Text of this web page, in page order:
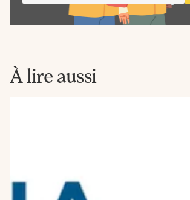
à
À lire aussi